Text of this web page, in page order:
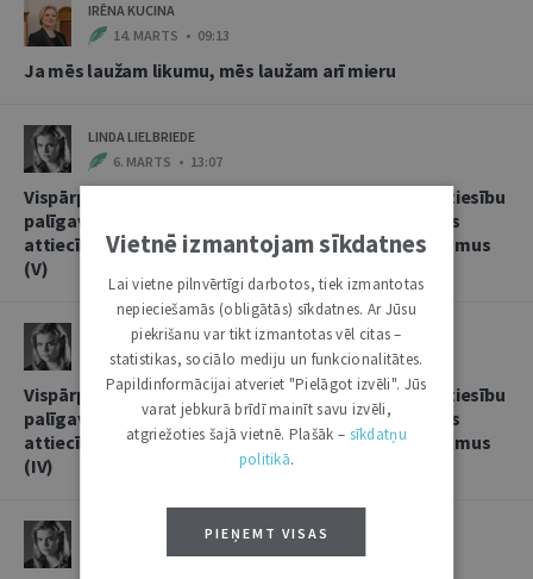
IRĒNA KUCINA
14. MARTS • 09:13
Ja mēs laužam likumu, mēs laužam arī mieru
LINDA LIELBRIEDE
6. MARTS • 13:07
Vispārpieņemtās starptautiskās banku prakses kā tiesību
palīgavota vieta un loma kredītiestāžu savstarpējās
attiecībās, sniedzot korespondentbanku pakalpojumus
(V)
LINDA LIELBRIEDE
20. FEBRUĀRIS • 11:13
Vispārpieņemtās starptautiskās banku prakses kā tiesību
palīgavota vieta un loma kredītiestāžu savstarpējās
attiecībās, sniedzot korespondentbanku pakalpojumus
(IV)
4. FEBRUĀRIS • 17:53
Vietnē izmantojam sīkdatnes
Lai vietne pilnvērtīgi darbotos, tiek izmantotas
nepieciešamās (obligātās) sīkdatnes. Ar Jūsu
piekrišanu var tikt izmantotas vēl citas –
statistikas, sociālo mediju un funkcionalitātes.
Papildinformācijai atveriet "Pielāgot izvēli". Jūs
varat jebkurā brīdī mainīt savu izvēli,
atgriežoties šajā vietnē. Plašāk – sīkdatņu
politikā.
PIEŅEMT VISAS